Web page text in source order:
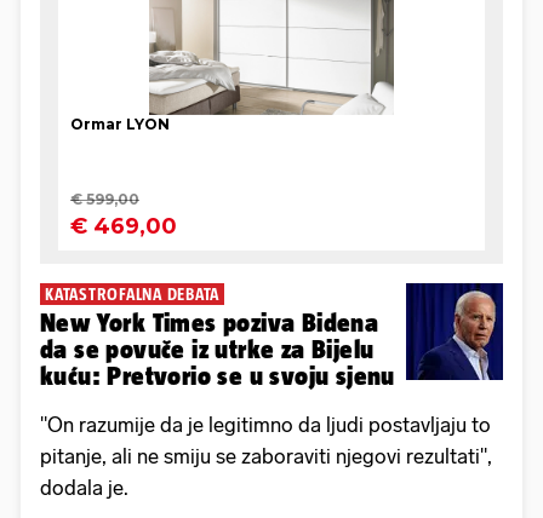
KATASTROFALNA DEBATA
New York Times poziva Bidena
da se povuče iz utrke za Bijelu
kuću: Pretvorio se u svoju sjenu
"On razumije da je legitimno da ljudi postavljaju to
pitanje, ali ne smiju se zaboraviti njegovi rezultati",
dodala je.